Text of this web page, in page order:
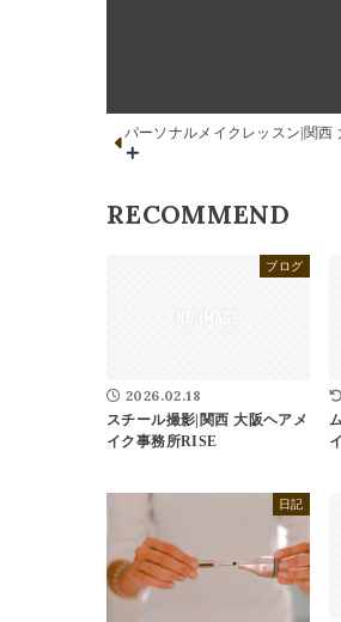
パーソナルメイクレッスン|関西
RECOMMEND
ブログ
2026.02.18
スチール撮影|関西 大阪ヘアメ
イク事務所RISE
日記